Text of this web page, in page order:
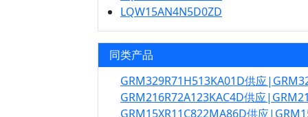
LQW15AN4N5D0ZD
同类产品
GRM329R71H513KA01D供应
GRM216R72A123KAC4D供应
GRM15XR11C822MA86D供应